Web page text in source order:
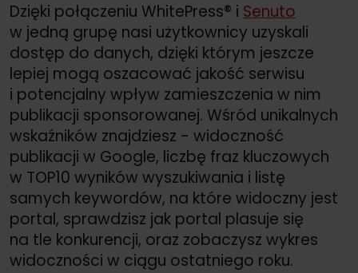
Dzięki połączeniu WhitePress® i Senuto
w jedną grupę nasi użytkownicy uzyskali
dostęp do danych, dzięki którym jeszcze
lepiej mogą oszacować jakość serwisu
i potencjalny wpływ zamieszczenia w nim
publikacji sponsorowanej. Wśród unikalnych
wskaźników znajdziesz - widoczność
publikacji w Google, liczbę fraz kluczowych
w TOP10 wyników wyszukiwania i listę
samych keywordów, na które widoczny jest
portal, sprawdzisz jak portal plasuje się
na tle konkurencji, oraz zobaczysz wykres
widoczności w ciągu ostatniego roku.